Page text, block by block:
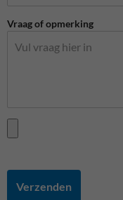
Vraag of opmerking
Verzenden